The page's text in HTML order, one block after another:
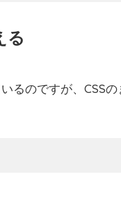
る
るのですが、CSS